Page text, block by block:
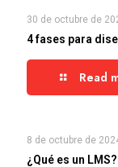
30 de octubre de
4 fases para
Read
8 de octubre de
¿Qué es un